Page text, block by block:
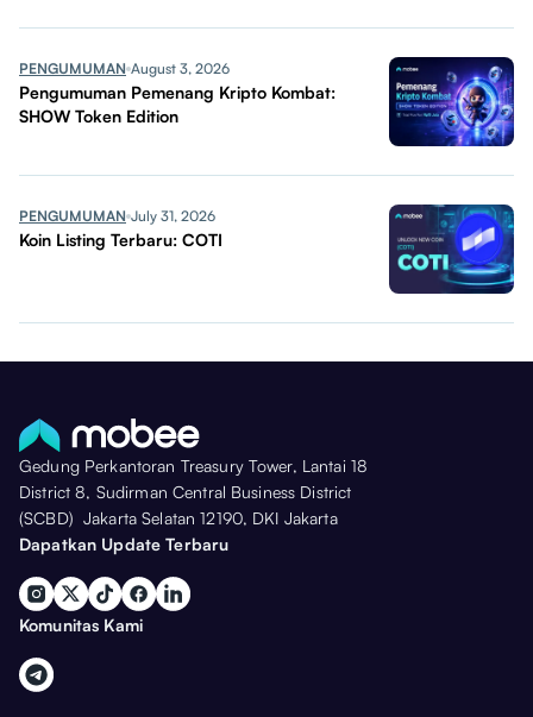
PENGUMUMAN August 3, 2026
Pengumuman Pemenang Kripto Kombat:
SHOW Token Edition
PENGUMUMAN July 31, 2026
Koin Listing Terbaru: COTI
Gedung Perkantoran Treasury Tower, Lantai 18
District 8, Sudirman Central Business District
(SCBD) Jakarta Selatan 12190, DKI Jakarta
Dapatkan Update Terbaru
Komunitas Kami